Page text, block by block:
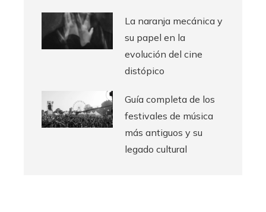
La naranja mecánica y
su papel en la
evolución del cine
distópico
Guía completa de los
festivales de música
más antiguos y su
legado cultural